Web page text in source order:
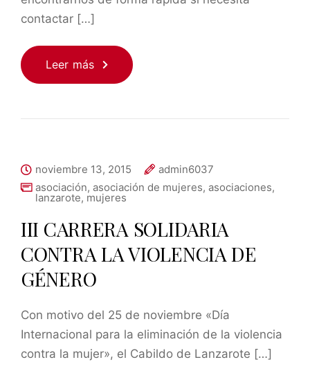
contactar […]
Leer más
noviembre 13, 2015
admin6037
asociación, asociación de mujeres, asociaciones,
lanzarote, mujeres
III CARRERA SOLIDARIA
CONTRA LA VIOLENCIA DE
GÉNERO
Con motivo del 25 de noviembre «Día
Internacional para la eliminación de la violencia
contra la mujer», el Cabildo de Lanzarote […]